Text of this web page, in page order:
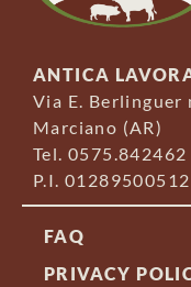
ANTICA
Via E. Berlinguer
Marciano (AR)
Tel.
P.I.
FAQ
PRIVACY